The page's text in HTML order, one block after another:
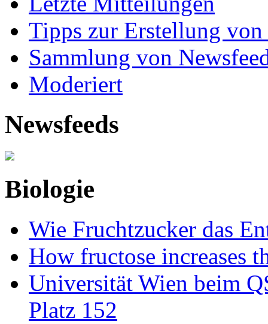
Tipps zur Erstellung
Sammlung von
Moderiert
Newsfeeds
Biologie
Wie Fruchtzucker das
How fructose increases
Universität Wien beim
Platz 152